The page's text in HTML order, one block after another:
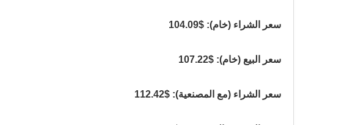
سعر الشراء (خام): $104.09
سعر البيع (خام): $107.22
سعر الشراء (مع المصنعية): $112.42